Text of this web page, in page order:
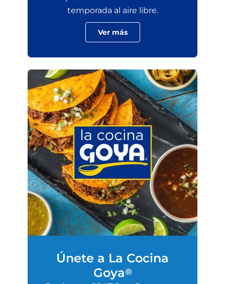
temporada al aire libre.
Ver más
Únete a La Cocina
Goya®